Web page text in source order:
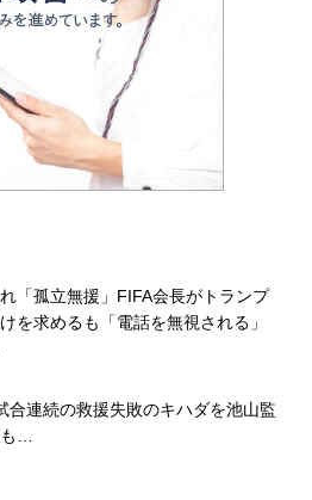
「孤立無援」FIFA会長がトランプ
を求めるも「電話を無視される」
合連続の救援失敗のキハダを池山監
…